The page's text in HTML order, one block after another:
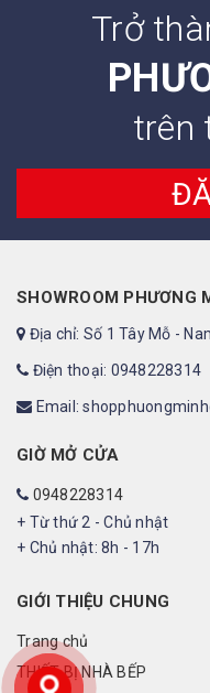
Trở
trên
SHOWROOM PHƯƠNG
Địa chỉ: Số 1 Tây Mỗ -
Điện thoại: 0948228314
Email:
GIỜ MỞ CỬA
0948228314
+ Từ thứ 2 - Chủ nhật
+ Chủ nhật: 8h - 17h
GIỚI THIỆU CHUNG
Trang chủ
THIẾT BỊ NHÀ BẾP